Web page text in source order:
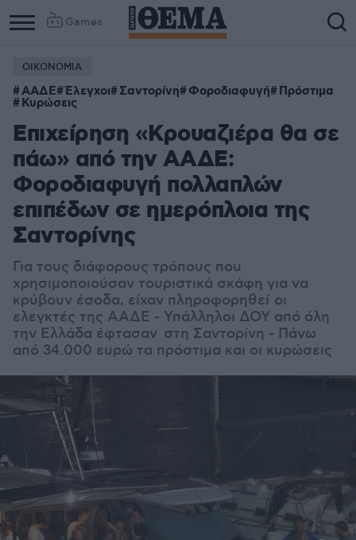
Games
ΟΙΚΟΝΟΜΙΑ
ΑΑΔΕ Έλεγχοι Σαντορίνη Φοροδιαφυγή Πρόστιμα
Κυρώσεις
Επιχείρηση «Κρουαζιέρα θα σε
πάω» από την ΑΑΔΕ:
Φοροδιαφυγή πολλαπλών
επιπέδων σε ημερόπλοια της
Σαντορίνης
Για τους διάφορους τρόπους που
χρησιμοποιούσαν τουριστικά σκάφη για να
κρύβουν έσοδα, είχαν πληροφορηθεί οι
ελεγκτές της ΑΑΔΕ - Υπάλληλοι ΔΟΥ από όλη
την Ελλάδα έφτασαν στη Σαντορίνη - Πάνω
από 34.000 ευρώ τα πρόστιμα και οι κυρώσεις